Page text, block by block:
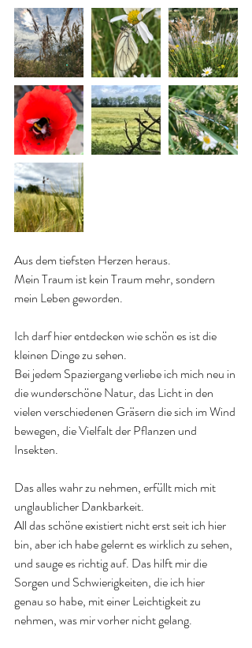
Aus dem tiefsten Herzen heraus.
Mein Traum ist kein Traum mehr, sondern
mein Leben geworden.
Ich darf hier entdecken wie schön es ist die
kleinen Dinge zu sehen.
Bei jedem Spaziergang verliebe ich mich neu in
die wunderschöne Natur, das Licht in den
vielen verschiedenen Gräsern die sich im Wind
bewegen, die Vielfalt der Pflanzen und
Insekten.
Das alles wahr zu nehmen, erfüllt mich mit
unglaublicher Dankbarkeit.
All das schöne existiert nicht erst seit ich hier
bin, aber ich habe gelernt es wirklich zu sehen,
und sauge es richtig auf. Das hilft mir die
Sorgen und Schwierigkeiten, die ich hier
genau so habe, mit einer Leichtigkeit zu
nehmen, was mir vorher nicht gelang.